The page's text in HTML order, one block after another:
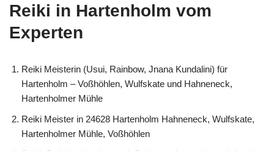
Reiki in Hartenholm vom
Experten
Reiki Meisterin (Usui, Rainbow, Jnana Kundalini) für
Hartenholm – Voßhöhlen, Wulfskate und Hahneneck,
Hartenholmer Mühle
Reiki Meister in 24628 Hartenholm Hahneneck, Wulfskate,
Hartenholmer Mühle, Voßhöhlen